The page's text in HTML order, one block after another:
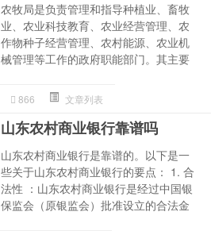
农牧局是负责管理和指导种植业、畜牧
业、农业科技教育、农业经营管理、农
作物种子经营管理、农村能源、农业机
械管理等工作的政府职能部门。其主要
866 文章列表
山东农村商业银行靠谱吗
山东农村商业银行是靠谱的。以下是一
些关于山东农村商业银行的要点： 1. 合
法性 ：山东农村商业银行是经过中国银
保监会（原银监会）批准设立的合法金